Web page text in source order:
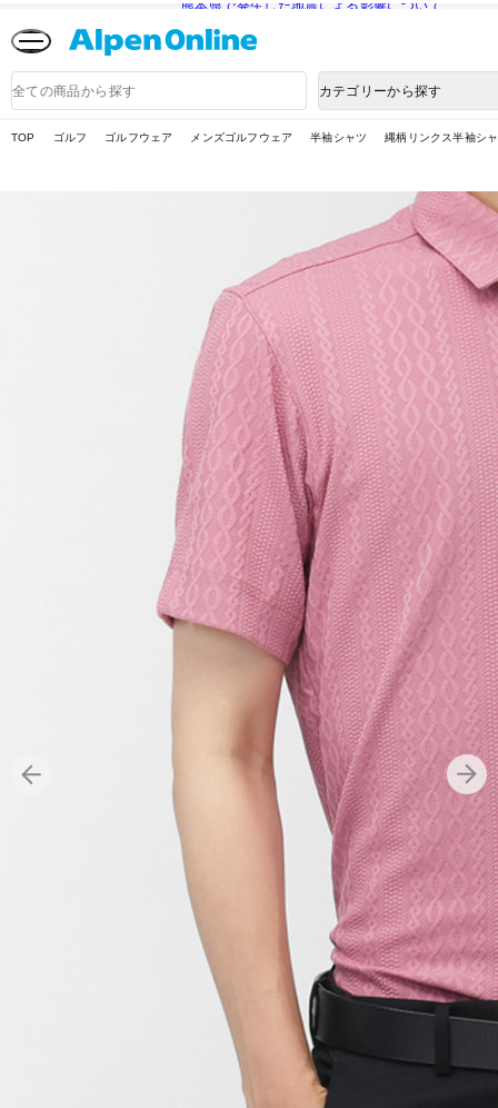
熊本県で発生した地震による影響について
品
検
カテゴリーから探す
TOP ゴルフ ゴルフウェア メンズゴルフウェア 半袖シャツ 縄柄リンクス半袖シ